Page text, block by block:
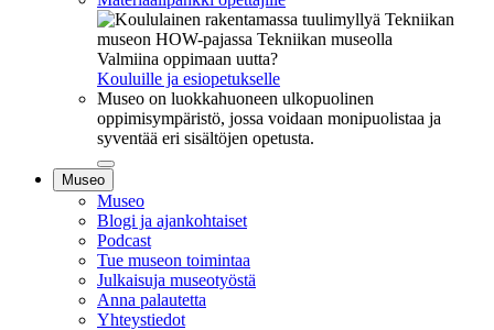
Valmiina oppimaan uutta?
Kouluille ja esiopetukselle
Museo on luokkahuoneen ulkopuolinen
oppimisympäristö, jossa voidaan monipuolistaa ja
syventää eri sisältöjen opetusta.
Sulje
alavalikko
Museo
Museo
Blogi ja ajankohtaiset
Podcast
Tue museon toimintaa
Julkaisuja museotyöstä
Anna palautetta
Yhteystiedot